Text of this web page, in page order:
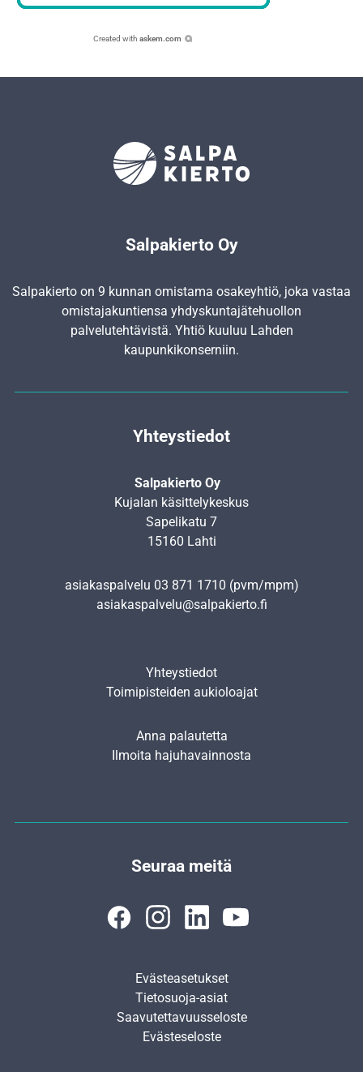
Created with askem.com
Salpakierto Oy
Salpakierto on 9 kunnan omistama osakeyhtiö, joka vastaa
omistajakuntiensa yhdyskunta­jätehuollon
palvelutehtävistä. Yhtiö kuuluu Lahden
kaupunkikonserniin.
Yhteystiedot
Salpakierto Oy
Kujalan käsittelykeskus
Sapelikatu 7
15160 Lahti
asiakaspalvelu 03 871 1710 (pvm/mpm)
asiakaspalvelu@salpakierto.fi
Yhteystiedot
Toimipisteiden aukioloajat
Anna palautetta
Ilmoita hajuhavainnosta
Seuraa meitä
Evästeasetukset
Tietosuoja-asiat
Saavutettavuusseloste
Evästeseloste